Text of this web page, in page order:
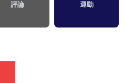
評論 運動